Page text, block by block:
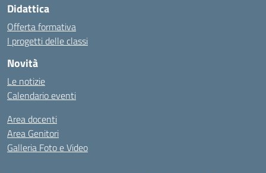
Didattica
Offerta formativa
I progetti delle classi
Novità
Le notizie
Calendario eventi
Area docenti
Area Genitori
Galleria Foto e Video